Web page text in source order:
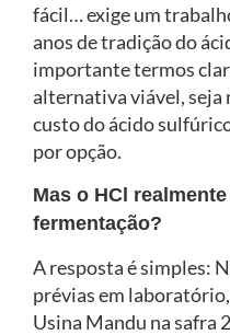
fácil… exige um
anos de tradição do
importante termos
alternativa viável, seja
custo do ácido
por opção.
Mas o HCl
fermentação?
A resposta é simples:
prévias em
Usina Mandu na safra